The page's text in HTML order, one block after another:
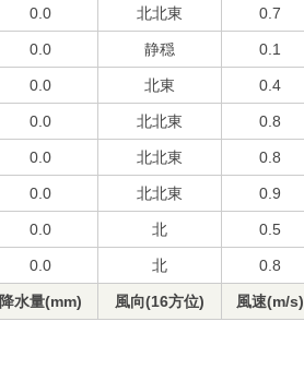
0.0 北北東 0.7
0.0 静穏 0.1
0.0 北東 0.4
0.0 北北東 0.8
0.0 北北東 0.8
0.0 北北東 0.9
0.0 北 0.5
0.0 北 0.8
降水量(mm) 風向(16方位) 風速(m/s)